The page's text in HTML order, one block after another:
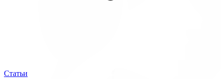
Статьи